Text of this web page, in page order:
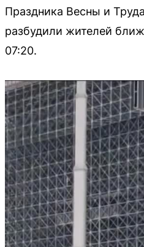
Праздника Весны и
разбудили жителей
07:20.